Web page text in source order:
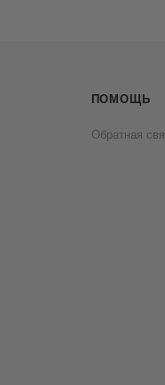
ПОМОЩЬ
Обратная